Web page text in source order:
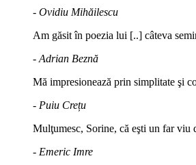
- Ovidiu Mihăilescu
Am găsit în poezia lui [..] câteva
- Adrian Beznă
Mă impresionează prin simplitate şi
- Puiu Crețu
Mulţumesc, Sorine, că eşti un far viu
- Emeric Imre